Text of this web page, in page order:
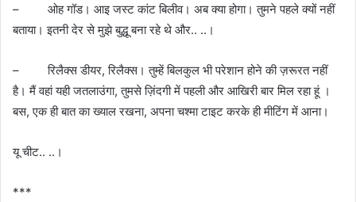
– ओह गॉड। आइ जस्ट कांट बिलीव। अब क्या होगा। तुमने पहले क्यों नहीं
बताया। इतनी देर से मुझे बुद्धू बना रहे थे और.. ..।
– रिलैक्स डीयर, रिलैक्स। तुम्हें बिलकुल भी परेशान होने की ज़रूरत नहीं
है। मैं वहां यही जतलाउंगा, तुमसे ज़िंदगी में पहली और आखिरी बार मिल रहा हूं ।
बस, एक ही बात का ख्याल रखना, अपना चश्मा टाइट करके ही मीटिंग में आना।
यू चीट.. ..।
***